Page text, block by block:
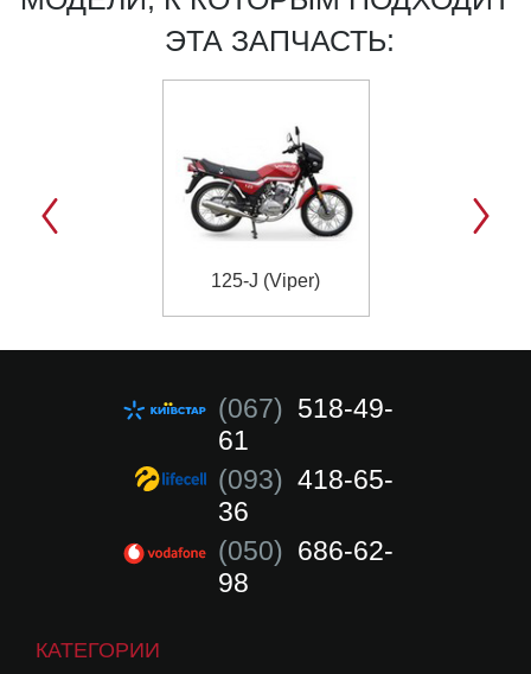
ЭТА ЗАПЧАСТЬ:
125-J (Viper)
(067) 518-49-
61
(093) 418-65-
36
(050) 686-62-
98
КАТЕГОРИИ